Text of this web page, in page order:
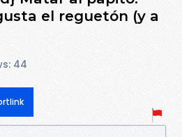
el reguetón (y a
44